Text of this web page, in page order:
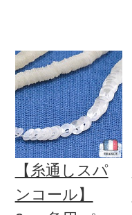
【糸通しスパ
ンコール】